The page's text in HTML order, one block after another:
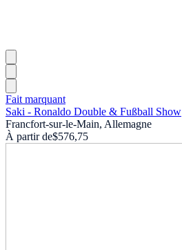
Fait marquant
Saki - Ronaldo Double & Fußball Show
Francfort-sur-le-Main, Allemagne
À partir de$576,75